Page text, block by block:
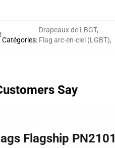
Catégories:
Drapeaux de LBGT,
Flag arc-en-ciel (LGBT),
Say
Flagship PN2101